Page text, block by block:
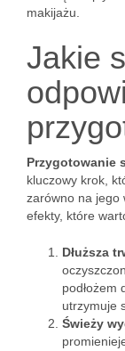
makijażu.
Jakie
Przygotowanie
kluczowy krok,
zarówno na jego
efekty, które
Dłuższa
podłożem
utrzymuje
Świeży